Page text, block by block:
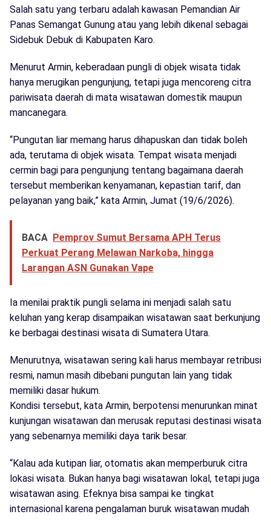
Salah satu yang terbaru adalah kawasan Pemandian Air
Panas Semangat Gunung atau yang lebih dikenal sebagai
Sidebuk Debuk di Kabupaten Karo.
Menurut Armin, keberadaan pungli di objek wisata tidak
hanya merugikan pengunjung, tetapi juga mencoreng citra
pariwisata daerah di mata wisatawan domestik maupun
mancanegara.
“Pungutan liar memang harus dihapuskan dan tidak boleh
ada, terutama di objek wisata. Tempat wisata menjadi
cermin bagi para pengunjung tentang bagaimana daerah
tersebut memberikan kenyamanan, kepastian tarif, dan
pelayanan yang baik,” kata Armin, Jumat (19/6/2026).
BACA Pemprov Sumut Bersama APH Terus
Perkuat Perang Melawan Narkoba, hingga
Larangan ASN Gunakan Vape
Ia menilai praktik pungli selama ini menjadi salah satu
keluhan yang kerap disampaikan wisatawan saat berkunjung
ke berbagai destinasi wisata di Sumatera Utara.
Menurutnya, wisatawan sering kali harus membayar retribusi
resmi, namun masih dibebani pungutan lain yang tidak
memiliki dasar hukum.
Kondisi tersebut, kata Armin, berpotensi menurunkan minat
kunjungan wisatawan dan merusak reputasi destinasi wisata
yang sebenarnya memiliki daya tarik besar.
“Kalau ada kutipan liar, otomatis akan memperburuk citra
lokasi wisata. Bukan hanya bagi wisatawan lokal, tetapi juga
wisatawan asing. Efeknya bisa sampai ke tingkat
internasional karena pengalaman buruk wisatawan mudah